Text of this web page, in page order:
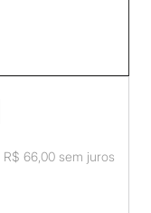
R$ 66,00sem juros